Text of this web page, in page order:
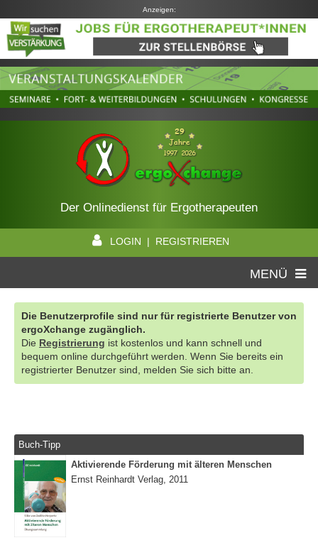
Anzeigen:
Der Onlinedienst für Ergotherapeuten
LOGIN | REGISTRIEREN
MENÜ
Die Benutzerprofile sind nur für registrierte Benutzer von
ergoXchange zugänglich.
Die Registrierung ist kostenlos und kann schnell und
bequem online durchgeführt werden. Wenn Sie bereits ein
registrierter Benutzer sind, melden Sie sich bitte an.
Buch-Tipp
Aktivierende Förderung mit älteren Menschen
Ernst Reinhardt Verlag, 2011